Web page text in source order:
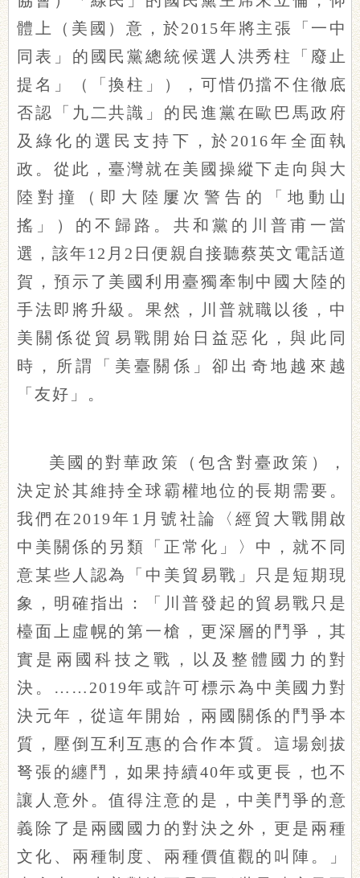
體上（美國）意，於2015年將主張「一中
同表」的國民黨總統候選人洪秀柱「廢止
提名」（「換柱」），可惜仍擋不住徹底
否認「九二共識」的民進黨在歐巴馬政府
及綠化的選民支持下，於2016年全面執
政。從此，臺灣就在美國操縱下走向與大
陸對撞（即大陸屢次警告的「地動山
搖」）的不歸路。共和黨的川普甫一當
選，該年12月2日便親自接聽蔡英文電話道
賀，預示了美國利用臺獨牽制中國大陸的
手法即將升級。果然，川普就職以後，中
美關係從貿易戰開始日益惡化，與此同
時，所謂「美臺關係」卻出奇地越來越
「友好」。
美國的對華政策（包含對臺政策），
決定於其維持全球霸權地位的長期需要。
我們在2019年1月號社論〈經貿大戰開啟
中美關係的另類「正常化」〉中，就不同
意某些人認為「中美貿易戰」只是短期現
象，明確指出：「川普發起的貿易戰只是
檯面上虛幌的第一槍，更深層的鬥爭，其
實是兩國科技之戰，以及整體國力的對
決。……2019年或許可標示為中美國力對
決元年，從這年開始，兩國關係的鬥爭本
質，壓倒互利互惠的合作本質。這場劍拔
弩張的纏鬥，如果持續40年或更長，也不
讓人意外。值得注意的是，中美鬥爭的意
義除了是兩國國力的對決之外，更是兩種
文化、兩種制度、兩種價值觀的叫陣。」